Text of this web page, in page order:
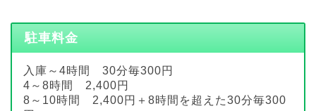
駐車料金
入庫～4時間 30分毎300円
4～8時間 2,400円
8～10時間 2,400円＋8時間を超えた30分毎300